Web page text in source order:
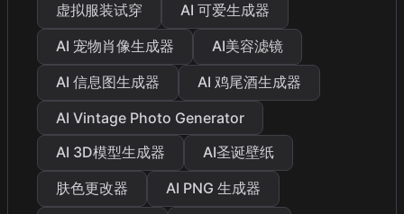
虚拟服装试穿
AI 可爱生成器
AI 宠物肖像生成器
AI美容滤镜
AI 信息图生成器
AI 鸡尾酒生成器
AI Vintage Photo Generator
AI 3D模型生成器
AI圣诞壁纸
肤色更改器
AI PNG 生成器